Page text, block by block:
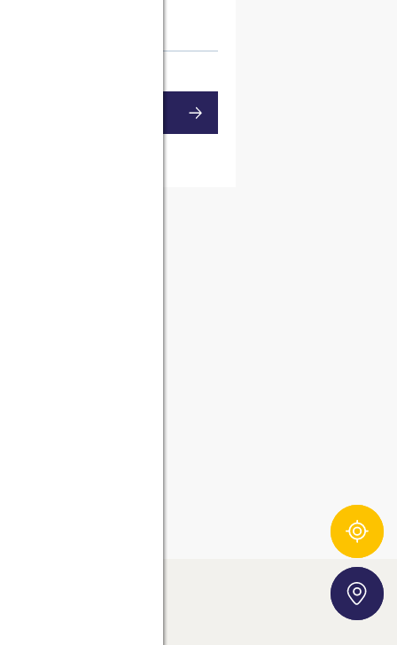
Zutatentracker
Storefinder